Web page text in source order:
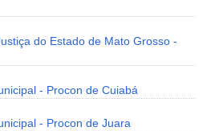
do Estado de Mato Grosso -
- Procon de Cuiabá
- Procon de Juara